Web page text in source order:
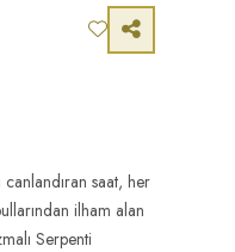
canlandıran saat, her
ilham alan
Serpenti